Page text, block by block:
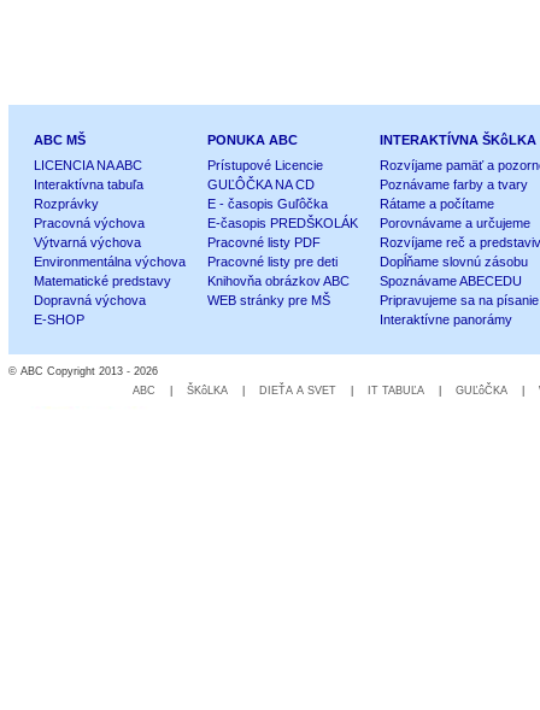
ABC MŠ
LICENCIA NA ABC
Interaktívna tabuľa
Rozprávky
Pracovná výchova
Výtvarná výchova
Environmentálna výchova
Matematické predstavy
Dopravná výchova
E-SHOP
PONUKA ABC
Prístupové Licencie
GUĽÔČKA NA CD
E - časopis Guľôčka
E-časopis PREDŠKOLÁK
Pracovné listy PDF
Pracovné listy pre deti
Knihovňa obrázkov ABC
WEB stránky pre MŠ
INTERAKTÍVNA ŠKôLKA
Rozvíjame pamäť a
Poznávame farby a tvary
Rátame a počítame
Porovnávame a určujeme
Rozvíjame reč a
Dopĺňame slovnú zásobu
Spoznávame ABECEDU
Pripravujeme sa na písanie
Interaktívne panorámy
© ABC Copyright 2013 - 2026
ABC
ŠKôLKA DIEŤA A SVET IT TABUĽA GUĽôČKA